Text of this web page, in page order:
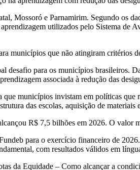
Mossoró e Parnamirim. Segundo os
utilizados pelo Sistema de
municípios que não atingiram critérios
para os municípios brasileiros.
associada à redução das
municípios invistam em políticas que
das escolas, aquisição de
R$ 7,5 bilhões em 2026. O
para o exercício financeiro de
com resultados válidos em
da Equidade – Como alcançar a